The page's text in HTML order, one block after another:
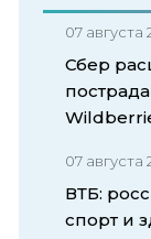
07 августа
Сбер
07 августа
ВТБ:
спорт и